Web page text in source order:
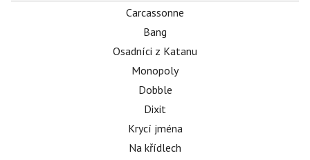
Carcassonne
Bang
Osadníci z Katanu
Monopoly
Dobble
Dixit
Krycí jména
Na křídlech